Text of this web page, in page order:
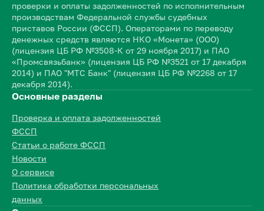
проверки и оплаты задолженностей по исполнительным
производствам Федеральной службы судебных
приставов России (ФССП). Операторами по переводу
денежных средств являются НКО «Монета» (ООО)
(лицензия ЦБ РФ №3508-К от 29 ноября 2017) и ПАО
«Промсвязьбанк» (лицензия ЦБ РФ №3521 от 17 декабря
2014) и ПАО "МТС Банк" (лицензия ЦБ РФ №2268 от 17
декабря 2014).
Основные разделы
Проверка и оплата задолженностей
ФССП
Статьи о работе ФССП
Новости
О сервисе
Политика обработки персональных
данных